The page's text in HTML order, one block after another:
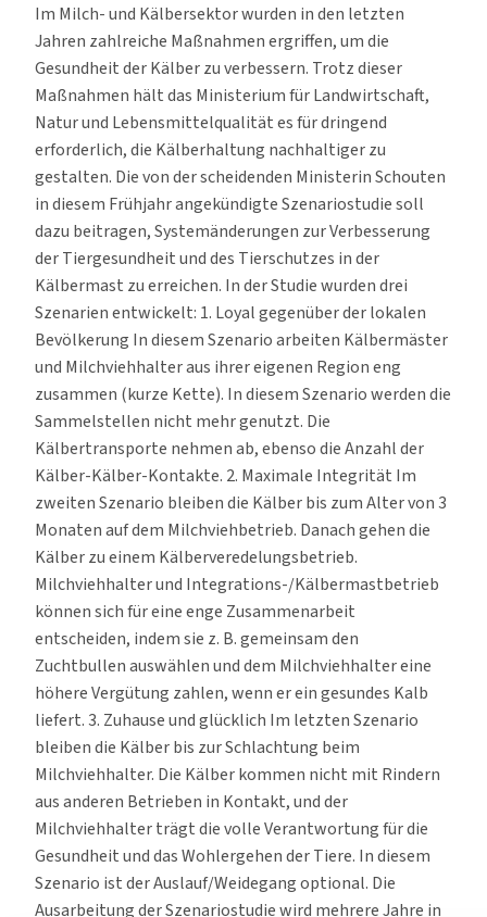
Im Milch- und Kälbersektor wurden in den letzten
Jahren zahlreiche Maßnahmen ergriffen, um die
Gesundheit der Kälber zu verbessern. Trotz dieser
Maßnahmen hält das Ministerium für Landwirtschaft,
Natur und Lebensmittelqualität es für dringend
erforderlich, die Kälberhaltung nachhaltiger zu
gestalten. Die von der scheidenden Ministerin Schouten
in diesem Frühjahr angekündigte Szenariostudie soll
dazu beitragen, Systemänderungen zur Verbesserung
der Tiergesundheit und des Tierschutzes in der
Kälbermast zu erreichen. In der Studie wurden drei
Szenarien entwickelt: 1. Loyal gegenüber der lokalen
Bevölkerung In diesem Szenario arbeiten Kälbermäster
und Milchviehhalter aus ihrer eigenen Region eng
zusammen (kurze Kette). In diesem Szenario werden die
Sammelstellen nicht mehr genutzt. Die
Kälbertransporte nehmen ab, ebenso die Anzahl der
Kälber-Kälber-Kontakte. 2. Maximale Integrität Im
zweiten Szenario bleiben die Kälber bis zum Alter von 3
Monaten auf dem Milchviehbetrieb. Danach gehen die
Kälber zu einem Kälberveredelungsbetrieb.
Milchviehhalter und Integrations-/Kälbermastbetrieb
können sich für eine enge Zusammenarbeit
entscheiden, indem sie z. B. gemeinsam den
Zuchtbullen auswählen und dem Milchviehhalter eine
höhere Vergütung zahlen, wenn er ein gesundes Kalb
liefert. 3. Zuhause und glücklich Im letzten Szenario
bleiben die Kälber bis zur Schlachtung beim
Milchviehhalter. Die Kälber kommen nicht mit Rindern
aus anderen Betrieben in Kontakt, und der
Milchviehhalter trägt die volle Verantwortung für die
Gesundheit und das Wohlergehen der Tiere. In diesem
Szenario ist der Auslauf/Weidegang optional. Die
Ausarbeitung der Szenariostudie wird mehrere Jahre in